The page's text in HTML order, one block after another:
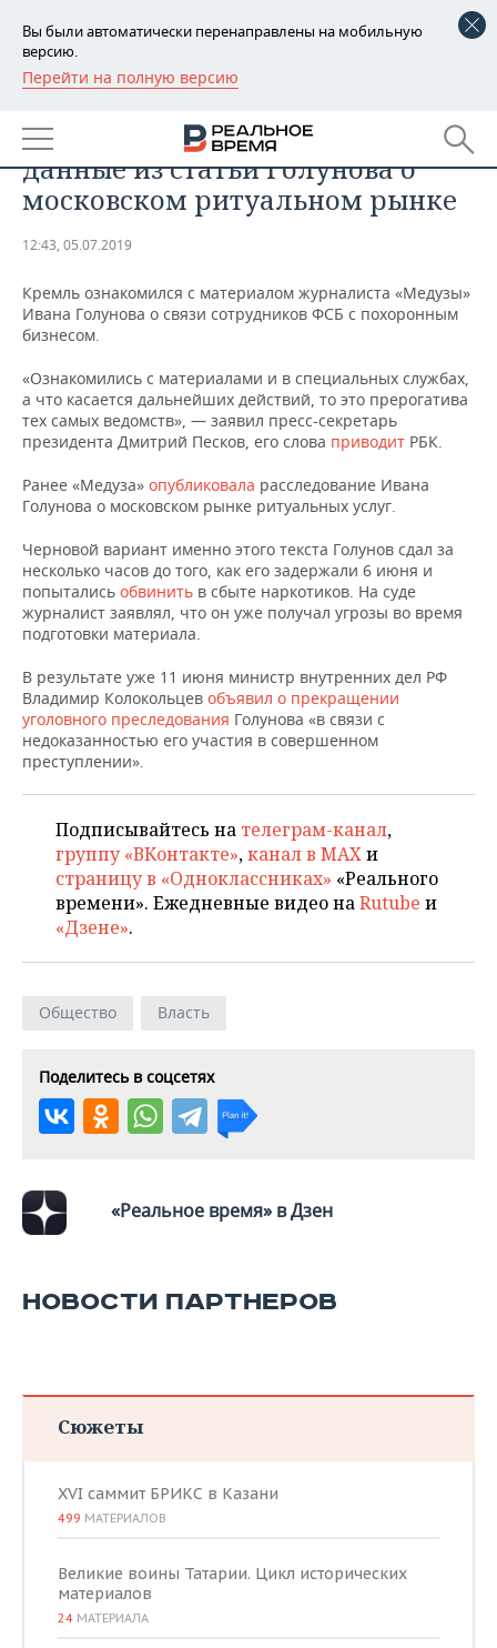
Вы были автоматически перенаправлены на мобильную
версию.
Перейти на полную версию
РЕГИОНЫ
БАШКОРТОСТАН
ТАТАРСТАН
НОВОСТИ
АНАЛИТИКА
ДЕКЛАРАЦИИ О ДОХОДАХ
КОРОЛИ ГОСЗАКАЗА ПФО
ВУЗЫ ТАТАРСТАНА
КОМУ ПРИНАДЛЕЖАТ
ТОРГОВЫЕ ЦЕНТРЫ
НОВОСТИ ЭКОНОМИКИ
ФИНАНСЫ
БАНКИ
БЮДЖЕТ
ИНВЕСТИЦИИ
ПРОМЫШЛЕННОСТЬ
НОВОСТИ
АГРОПРОМ
МАШИНОСТРОЕНИЕ
НЕФТЕХИМИЯ
НЕФТЬ
ОПК
НЕДВИЖИМОСТЬ
НОВОСТИ НЕДВИЖИМОСТИ
АВТО
НОВОСТИ АВТО
БИЗНЕС
НОВОСТИ БИЗНЕСА
РОЗНИЧНАЯ ТОРГОВЛЯ
ТРАНСПОРТ
УСЛУГИ
ТЕХНОЛОГИИ
НОВОСТИ ТЕХНОЛОГИЙ
IT
МЕДИА
ТЕЛЕКОММУНИКАЦИИ
МЕРОПРИЯТИЯ
НОВОСТИ МЕРОПРИЯТИЙ
ВЫЕЗДНАЯ РЕДАКЦИЯ
БИЗНЕС-БРАНЧИ
ONLINE-КОНФЕРЕНЦИИ
ОТКРЫТАЯ ЛЕКЦИЯ
СПОРТ
НОВОСТИ СПОРТА
ФУТБОЛ
ХОККЕЙ
БАСКЕТБОЛ
ВОЛЕЙБОЛ
КИБЕРСПОРТ
ОБЩЕСТВО
НОВОСТИ ОБЩЕСТВА
ВЛАСТЬ
ИНФРАСТРУКТУРА
ИСТОРИЯ
КУЛЬТУРА
ФОТОГАЛЕРЕЯ
СЮЖЕТЫ
СПРАВОЧНИК
СПИСОК ПЕРСОН
СПИСОК КОМПАНИЙ
ПОЛНАЯ ВЕРСИЯ
В Кремле прокомментировали
данные из статьи Голунова о
московском ритуальном рынке
12:43, 05.07.2019
Кремль ознакомился с материалом журналиста «Медузы»
Ивана Голунова о связи сотрудников ФСБ с похоронным
бизнесом.
«Ознакомились с материалами и в специальных службах,
а что касается дальнейших действий, то это прерогатива
тех самых ведомств», — заявил пресс-секретарь
президента Дмитрий Песков, его слова приводит РБК.
Ранее «Медуза» опубликовала расследование Ивана
Голунова о московском рынке ритуальных услуг.
Черновой вариант именно этого текста Голунов сдал за
несколько часов до того, как его задержали 6 июня и
попытались обвинить в сбыте наркотиков. На суде
журналист заявлял, что он уже получал угрозы во время
подготовки материала.
В результате уже 11 июня министр внутренних дел РФ
Владимир Колокольцев объявил о прекращении
уголовного преследования Голунова «в связи с
недоказанностью его участия в совершенном
преступлении».
Подписывайтесь на телеграм-канал,
группу «ВКонтакте»,канал в MAXи
страницу в «Одноклассниках» «Реального
времени». Ежедневные видео наRutube и
«Дзене».
Общество Власть
Поделитесь в соцсетях
«Реальное время» в Дзен
НОВОСТИ ПАРТНЕРОВ
Сюжеты
XVI саммит БРИКС в Казани
499 МАТЕРИАЛОВ
Великие воины Татарии. Цикл исторических
материалов
24 МАТЕРИАЛА